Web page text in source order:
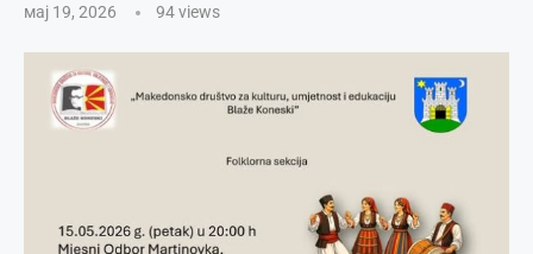
мај 19, 2026 94views